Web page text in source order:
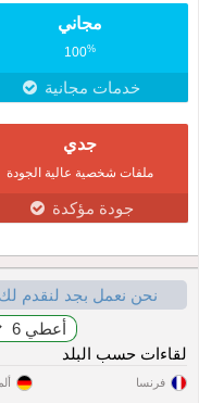
مجاني
100%
خدمات مجانية
جدي
ملفات شخصية عالية الجودة
جودة مؤكدة
نحن نعمل بجد لنقدم
لقاءات حسب البلد
فرنسا